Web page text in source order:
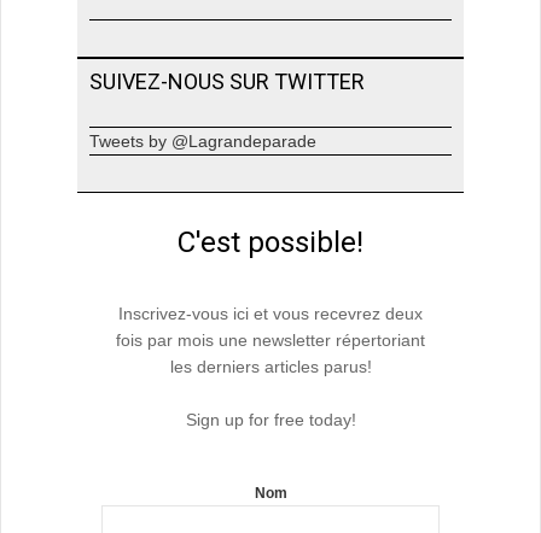
SUIVEZ-NOUS SUR TWITTER
Tweets by @Lagrandeparade
C'est possible!
Inscrivez-vous ici et vous recevrez deux
fois par mois une newsletter répertoriant
les derniers articles parus!
Sign up for free today!
Nom